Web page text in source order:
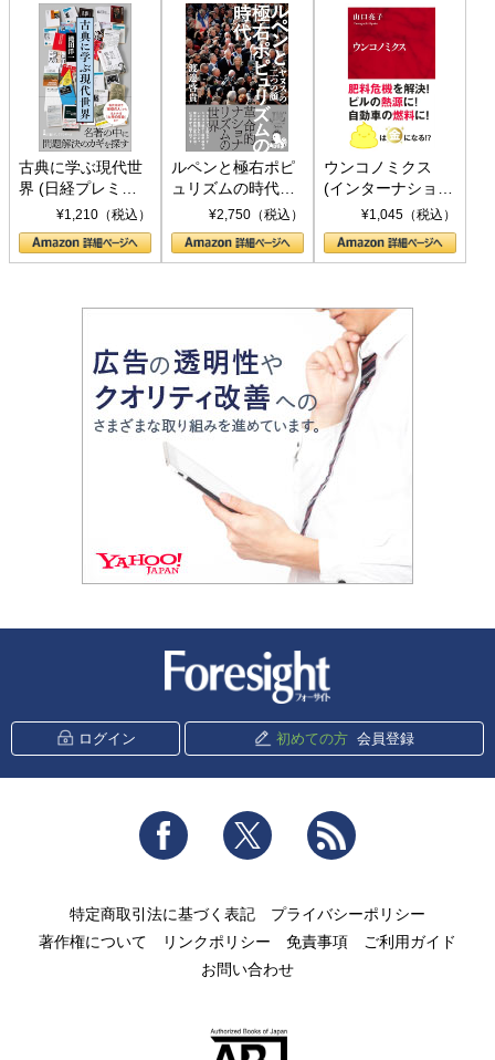
古典に学ぶ現代世
界 (日経プレミア
シリーズ)¥1,210（税込）
ルペンと極右ポピ
ュリズムの時代：
〈ヤヌス〉の二つ
の顔
¥2,750（税込）
ウンコノミクス
(インターナショナ
ル新書)¥1,045（税込）
ログイン 初めての方 会員登録
Facebook Twitter
特定商取引法に基づく表記
プライバシーポリシー
著作権について
リンクポリシー 免責事項
ご利用ガイド
お問い合わせ